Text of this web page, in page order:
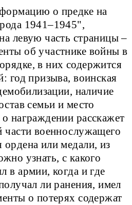
о предке на
1941–1945",
левую часть страницы –
об участнике войны в
в них содержится
год призыва, воинская
наличие
семьи и место
награждении расскажет
части военнослужащего
или медали, из
узнать, с какого
в армии, когда и где
ли ранения, имел
о потерях содержат